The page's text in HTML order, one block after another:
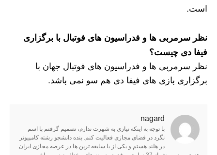
است.
نظر سرمربی ها و فدراسیون های فوتبال با برگزاری
فیفا دی چیست؟
نظر سرمربی ها و فدراسیون های فوتبال جهان با
برگزاری بازی های فیفا دی هم سو نمی باشد.
nagard
با توجه به اینکه نیازی به شهرت ندارم، تصمیم گرفتم با اسم
نگرد در فضای مجازی فعالیت کنم. بنده دانشجو رشته کامپیوتر
در هلند هستم و یکی از با سابقه ترین ها در عرصه مجازی ایران